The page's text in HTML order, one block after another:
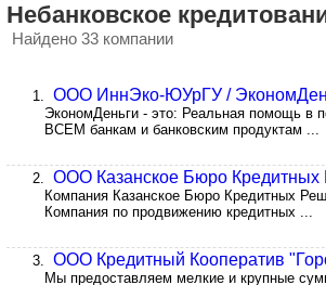
Небанковское
Найдено 33 компании
1. ООО ИннЭко-ЮУрГУ /
ЭкономДеньги - это: Реальная помощь в
ВСЕМ банкам и банковским продуктам ...
2. ООО Казанское Бюро
Компания Казанское Бюро Кредитных
Компания по продвижению кредитных ...
3. ООО Кредитный Кооператив
Мы предоставляем мелкие и крупные